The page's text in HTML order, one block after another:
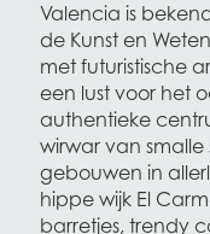
Valencia is
de Kunst en
met futuristische
een lust voor het
authentieke
wirwar van
gebouwen in
hippe wijk El
barretjes, trendy